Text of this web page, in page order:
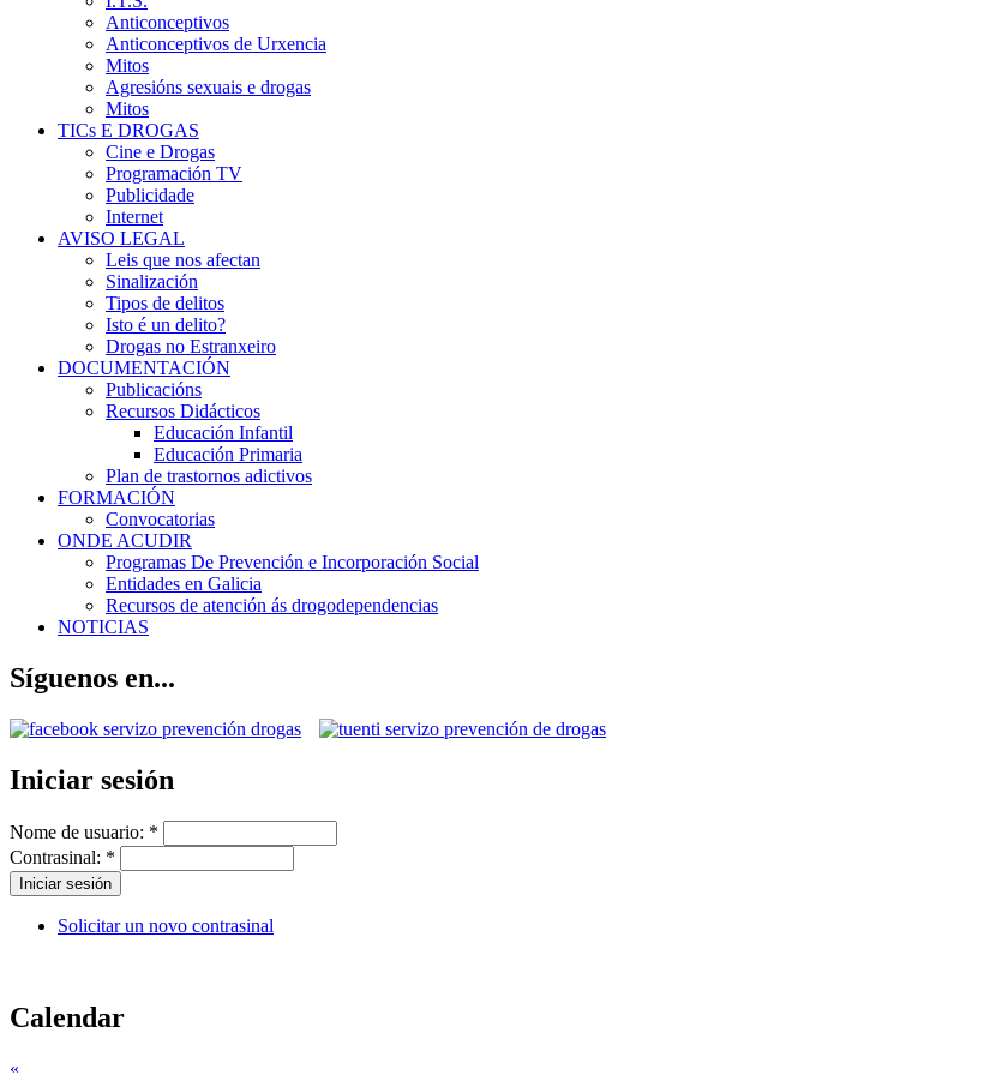
Anticonceptivos
Anticonceptivos de Urxencia
Mitos
Agresións sexuais e drogas
Mitos
TICs E DROGAS
Cine e Drogas
Programación TV
Publicidade
Internet
AVISO LEGAL
Leis que nos afectan
Sinalización
Tipos de delitos
Isto é un delito?
Drogas no Estranxeiro
DOCUMENTACIÓN
Publicacións
Recursos Didácticos
Educación Infantil
Educación Primaria
Plan de trastornos adictivos
FORMACIÓN
Convocatorias
ONDE ACUDIR
Programas De Prevención e Incorporación Social
Entidades en Galicia
Recursos de atención ás drogodependencias
NOTICIAS
Síguenos en...
Iniciar sesión
Nome de usuario: *
Contrasinal: *
Solicitar un novo contrasinal
Calendar
«